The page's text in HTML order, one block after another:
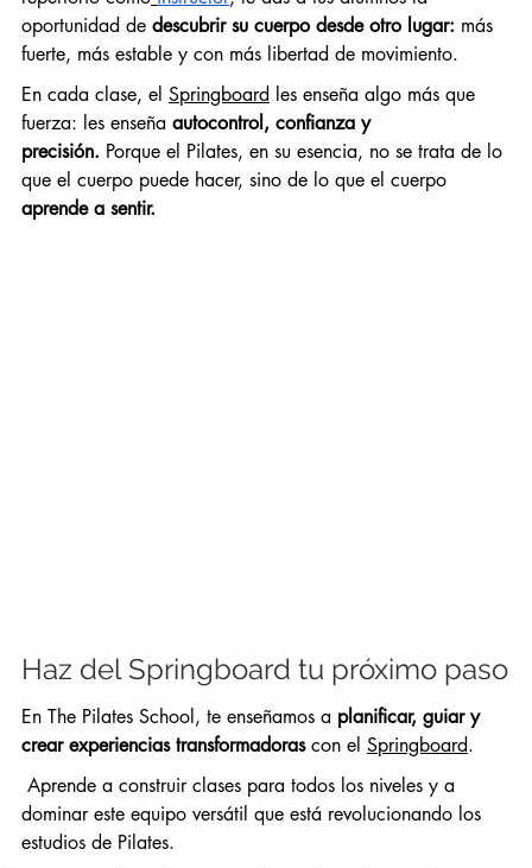
oportunidad de descubrir su cuerpo desde otro lugar: más
fuerte, más estable y con más libertad de movimiento.
En cada clase, el Springboard les enseña algo más que
fuerza: les enseña autocontrol, confianza y
precisión. Porque el Pilates, en su esencia, no se trata de lo
que el cuerpo puede hacer, sino de lo que el cuerpo
aprende a sentir.
Haz del Springboard tu próximo paso
En The Pilates School, te enseñamos a planificar, guiar y
crear experiencias transformadoras con el Springboard.
Aprende a construir clases para todos los niveles y a
dominar este equipo versátil que está revolucionando los
estudios de Pilates.